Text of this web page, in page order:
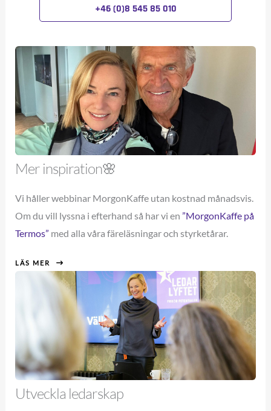
+46 (0)8 545 85 010
Mer inspiration🌸
Vi håller webbinar MorgonKaffe utan kostnad månadsvis.
Om du vill lyssna i efterhand så har vi en ”MorgonKaffe på
Termos” med alla våra färeläsningar och styrketårar.
LÄS MER
Utveckla ledarskap